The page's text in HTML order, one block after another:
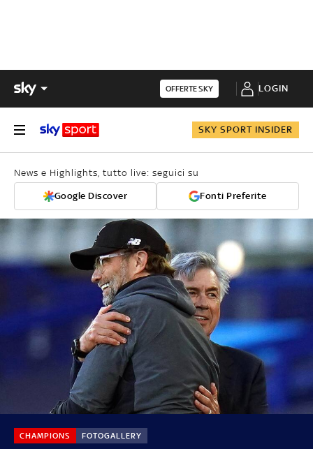
OFFERTE SKY LOGIN
SKY SPORT INSIDER
News e Highlights, tutto live: seguici su
Google Discover Fonti Preferite
CHAMPIONS FOTOGALLERY